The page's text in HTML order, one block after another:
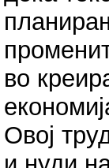
во
Овој